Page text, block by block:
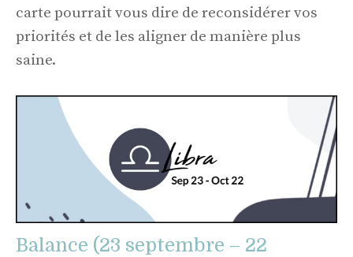
carte pourrait vous dire de reconsidérer vos
priorités et de les aligner de manière plus
saine.
Balance (23 septembre – 22